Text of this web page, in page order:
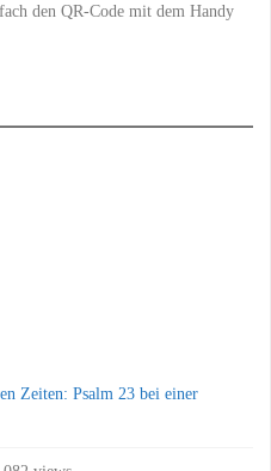
den QR-Code mit dem Handy
Zeiten: Psalm 23 bei einer